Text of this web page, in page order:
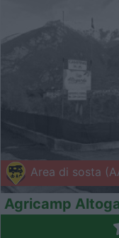
Area di sosta
Agricamp